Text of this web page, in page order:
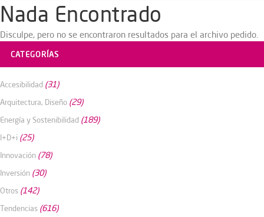
Nada Encontrado
Disculpe, pero no se encontraron resultados para el archivo pedido.
CATEGORÍAS
Accesibilidad (31)
Arquitectura, Diseño (29)
Energía y Sostenibilidad (189)
I+D+i (25)
Innovación (78)
Inversión (30)
Otros (142)
Tendencias (616)